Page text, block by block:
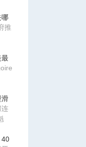
哪
推
最
滑
连
40